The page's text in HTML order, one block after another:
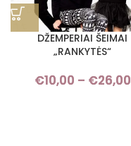
DŽEMPERIAI ŠEIMAI
„RANKYTĖS“
€10,00 – €26,00